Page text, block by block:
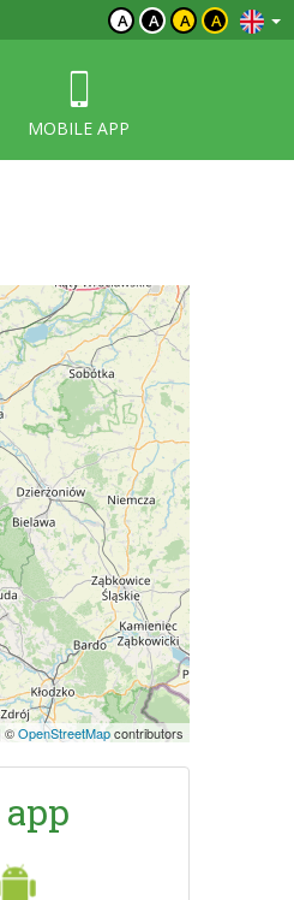
A A A A
MOBILE APP
©OpenStreetMapcontributors